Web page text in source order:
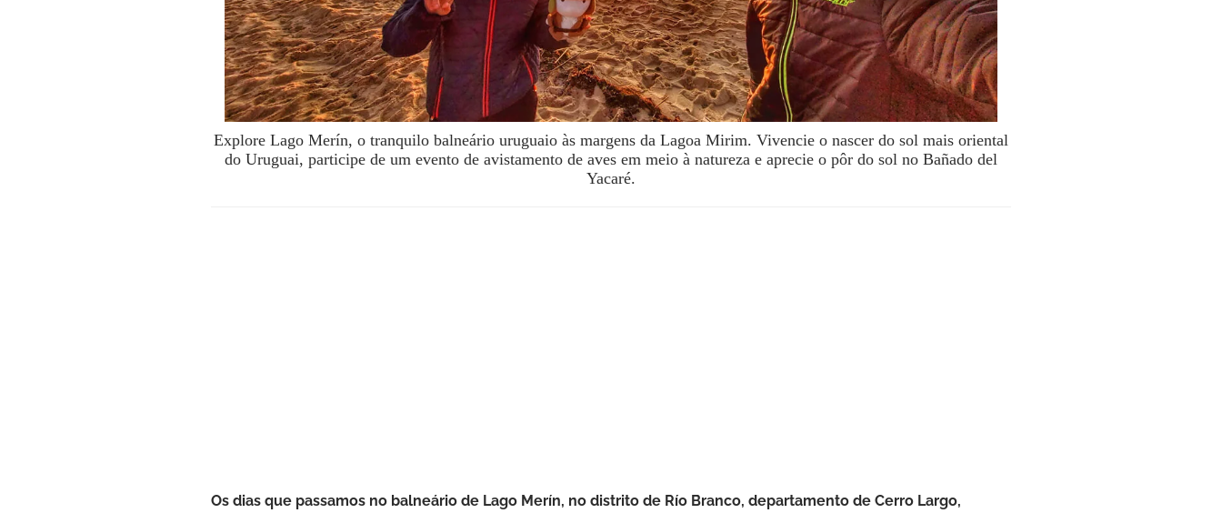
Explore Lago Merín, o tranquilo balneário uruguaio às margens da Lagoa Mirim. Vivencie o nascer do sol mais oriental
do Uruguai, participe de um evento de avistamento de aves em meio à natureza e aprecie o pôr do sol no Bañado del
Yacaré.
Os dias que passamos no balneário de Lago Merín, no distrito de Río Branco, departamento de Cerro Largo,